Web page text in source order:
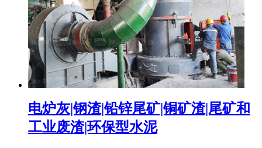
电炉灰|钢渣|铅锌尾矿|铜矿渣|尾矿和
工业废渣|环保型水泥